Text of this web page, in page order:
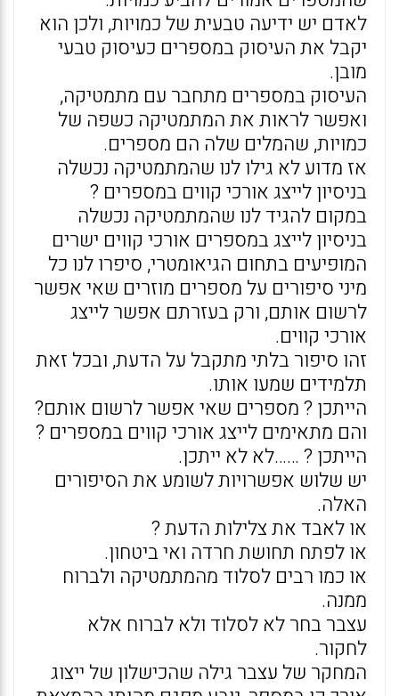
לאדם יש ידיעה טבעית של כמויות, ולכן הוא
יקבל את העיסוק במספרים כעיסוק טבעי
מובן.
העיסוק במספרים מתחבר עם מתמטיקה,
ואפשר לראות את המתמטיקה כשפה של
כמויות, שהמלים שלה הם מספרים.
אז מדוע לא גילו לנו שהמתמטיקה נכשלה
בניסיון לייצג אורכי קווים במספרים ?
במקום להגיד לנו שהמתמטיקה נכשלה
בניסיון לייצג במספרים אורכי קווים ישרים
המופיעים בתחום הגיאומטרי, סיפרו לנו כל
מיני סיפורים על מספרים מוזרים שאי אפשר
לרשום אותם, ורק בעזרתם אפשר לייצג
אורכי קווים.
זהו סיפור בלתי מתקבל על הדעת, ובכל זאת
תלמידים שמעו אותו.
הייתכן ? מספרים שאי אפשר לרשום אותם?
והם מתאימים לייצג אורכי קווים במספרים ?
הייתכן ? ……לא לא ייתכן.
יש שלוש אפשרויות לשומע את הסיפורים
האלה.
או לאבד את צלילות הדעת ?
או לפתח תחושת חרדה ואי ביטחון.
או כמו רבים לסלוד מהמתמטיקה ולברוח
ממנה.
עצבר בחר לא לסלוד ולא לברוח אלא
לחקור.
המחקר של עצבר גילה שהכישלון של ייצוג